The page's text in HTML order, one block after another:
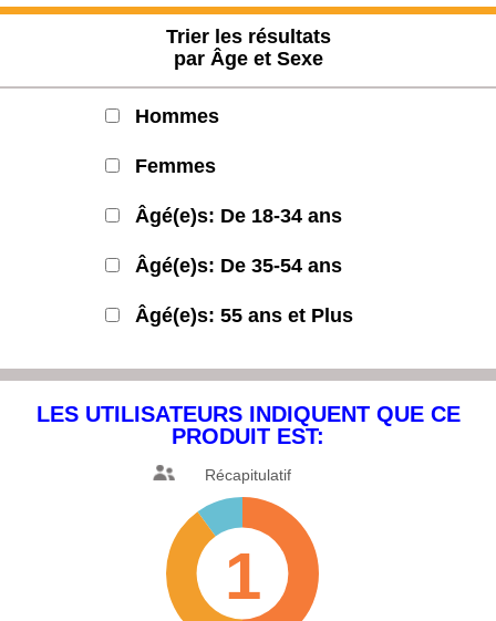
Trier les résultats
par Âge et Sexe
Hommes
Femmes
Âgé(e)s: De 18-34 ans
Âgé(e)s: De 35-54 ans
Âgé(e)s: 55 ans et Plus
LES UTILISATEURS INDIQUENT QUE CE
PRODUIT EST:
Récapitulatif
1